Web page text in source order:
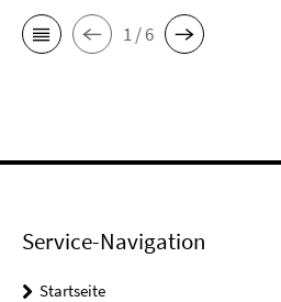
1 / 6
Service-Navigation
Startseite